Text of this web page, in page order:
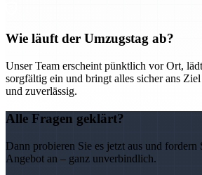
Wie läuft der Umzugstag ab?
Unser Team erscheint pünktlich vor Ort,
sorgfältig ein und bringt alles sicher ans
und zuverlässig.
Alle Fragen geklärt?
Dann probieren Sie es jetzt aus und
Angebot an – ganz unverbindlich.